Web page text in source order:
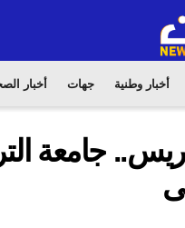
أخبار وطنية جهات أخبار
جامعة